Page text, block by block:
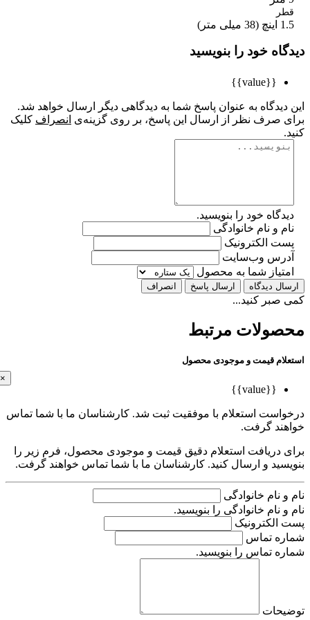
خود را بنویسید
به عنوان پاسخ شما به دیدگاهی دیگر ارسال خواهد شد.
صرف نظر از ارسال این پاسخ، بر روی گزینه‌ی انصرافکلیک
خود را بنویسید.
و نام خانوادگی
الکترونیک
وب‌سایت
شما به محصول
دیدگاه ارسال پاسخ انصراف
کنید...
مرتبط
قیمت و موجودی محصول
استعلام با موفقیت ثبت شد. کارشناسان ما با شما تماس
گرفت.
دریافت استعلام دقیق قیمت و موجودی محصول، فرم زیر را
و ارسال کنید. کارشناسان ما با شما تماس خواهند گرفت.
نام خانوادگی
نام خانوادگی را بنویسید.
تماس
تماس را بنویسید.